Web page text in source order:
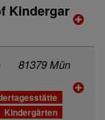
Kindergar
81379 Mün
Kindergärten